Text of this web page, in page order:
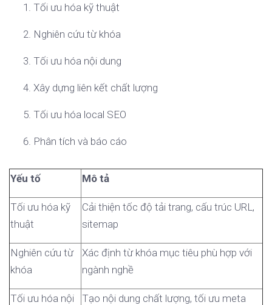
Tối ưu hóa kỹ thuật
Nghiên cứu từ khóa
Tối ưu hóa nội dung
Xây dựng liên kết chất lượng
Tối ưu hóa local SEO
Phân tích và báo cáo
Yếu tố Mô tả
Tối ưu hóa kỹ
thuật
Cải thiện tốc độ tải trang, cấu trúc URL,
sitemap
Nghiên cứu từ
khóa
Xác định từ khóa mục tiêu phù hợp với
ngành nghề
Tối ưu hóa nội
Tạo nội dung chất lượng, tối ưu meta